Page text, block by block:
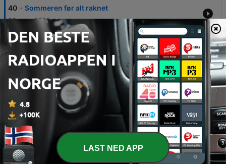
40 - Sommeren før alt raknet
06 aug. 2026
39 - Partiet De Grå og Ap+
Tommelringen og andre identitetsmarkører
24 mars 2026
37 - Steinars sorte hull
06 des. 2025
36 - Dumme mannetanker
18 sep. 2025 LAST NED APP